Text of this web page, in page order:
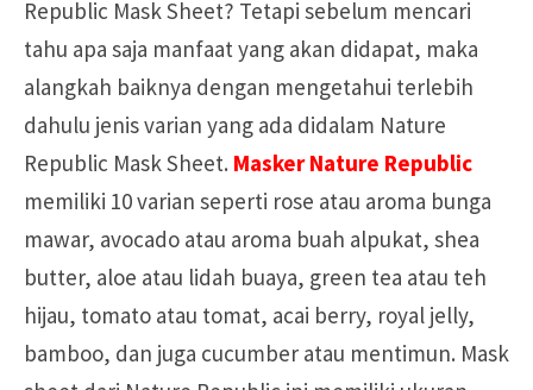
Republic Mask Sheet? Tetapi sebelum mencari
tahu apa saja manfaat yang akan didapat, maka
alangkah baiknya dengan mengetahui terlebih
dahulu jenis varian yang ada didalam Nature
Republic Mask Sheet. Masker Nature Republic
memiliki 10 varian seperti rose atau aroma bunga
mawar, avocado atau aroma buah alpukat, shea
butter, aloe atau lidah buaya, green tea atau teh
hijau, tomato atau tomat, acai berry, royal jelly,
bamboo, dan juga cucumber atau mentimun. Mask